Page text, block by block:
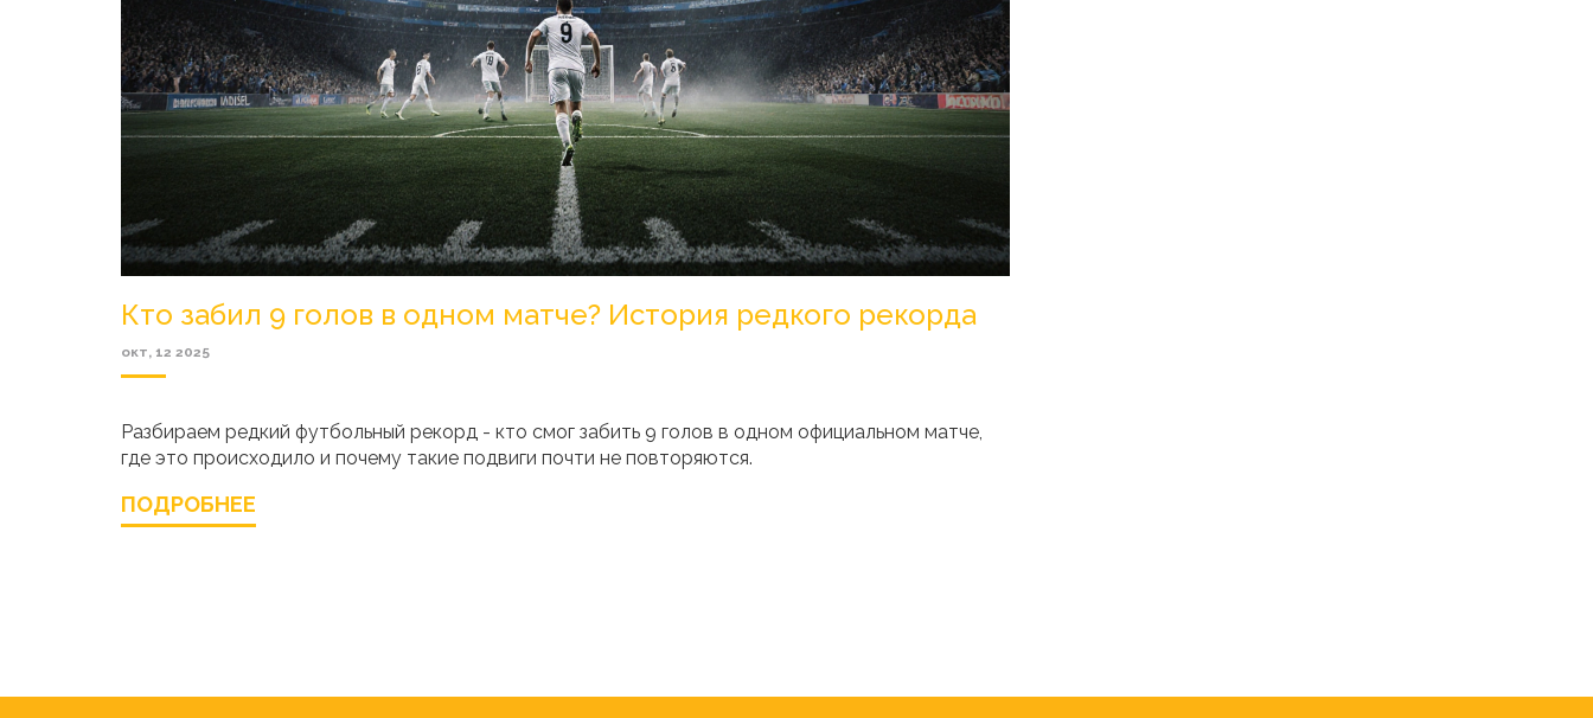
Кто забил 9 голов в одном матче? История редкого рекорда
окт, 12 2025
Разбираем редкий футбольный рекорд - кто смог забить 9 голов в одном официальном матче,
где это происходило и почему такие подвиги почти не повторяются.
ПОДРОБНЕЕ